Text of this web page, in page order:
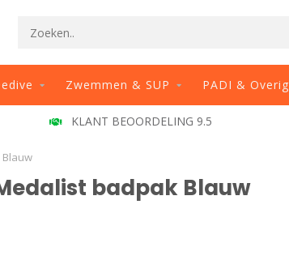
Zwemmen & SUP PADI & Overig
KLANT BEOORDELING 9.5
badpak Blauw